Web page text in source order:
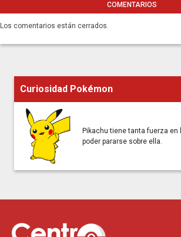
COMENTARIOS
Los comentarios están cerrados.
Curiosidad Pokémon
Pikachu tiene tanta fuerza en
poder pararse sobre ella.